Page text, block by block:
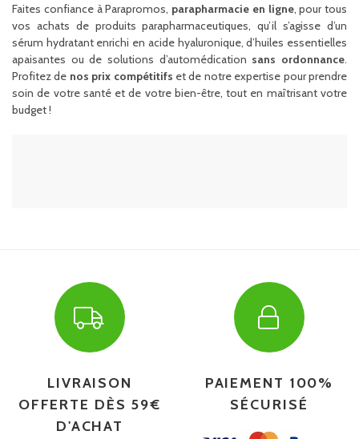
Faites confiance à Parapromos, parapharmacie en ligne, pour tous
vos achats de produits parapharmaceutiques, qu’il s’agisse d’un
sérum hydratant enrichi en acide hyaluronique, d’huiles essentielles
apaisantes ou de solutions d’automédication sans ordonnance.
Profitez de nos prix compétitifs et de notre expertise pour prendre
soin de votre santé et de votre bien-être, tout en maîtrisant votre
budget !
LIVRAISON
OFFERTE DÈS 59€
D'ACHAT
PAIEMENT 100%
SÉCURISÉ